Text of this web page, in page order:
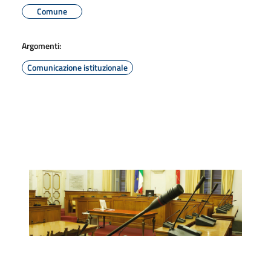
Comune
Argomenti:
Comunicazione istituzionale